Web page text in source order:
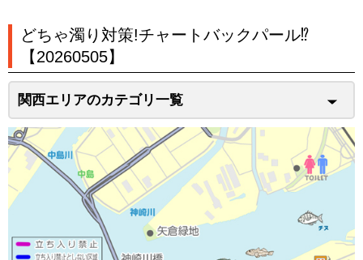
どちゃ濁り対策!チャートバックパール⁉
【20260505】
関西エリアのカテゴリ一覧